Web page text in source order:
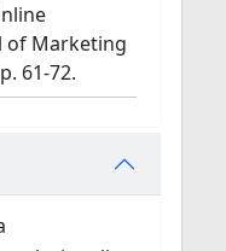
of Marketing
61-72.